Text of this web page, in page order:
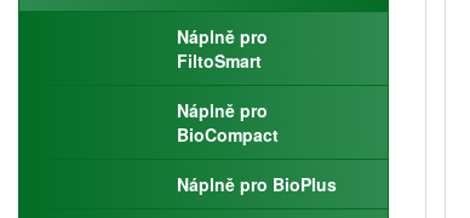
Náplně pro
FiltoSmart
Náplně pro
BioCompact
Náplně pro BioPlus